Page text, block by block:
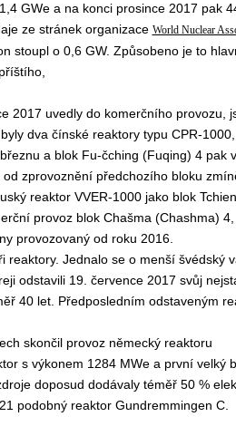
GWe a na konci prosince 2017 pak
ze stránek organizace World Nuclear
stoupl o 0,6 GW. Způsobeno je to
2017 uvedly do komerčního provozu,
dva čínské reaktory typu CPR-
a blok Fu-čching (Fuqing) 4 pak
zprovoznění předchozího bloku
reaktor VVER-1000 jako blok
provoz blok Chašma (Chashma)
provozovaný od roku 2016.
reaktory. Jednalo se o menší švédský
odstavili 19. července 2017 svůj
40 let. Předposledním odstaveným
skončil provoz německý reaktoru
s výkonem 1284 MWe a první velký
doposud dodávaly téměř 50 %
podobný reaktor Gundremmingen C.